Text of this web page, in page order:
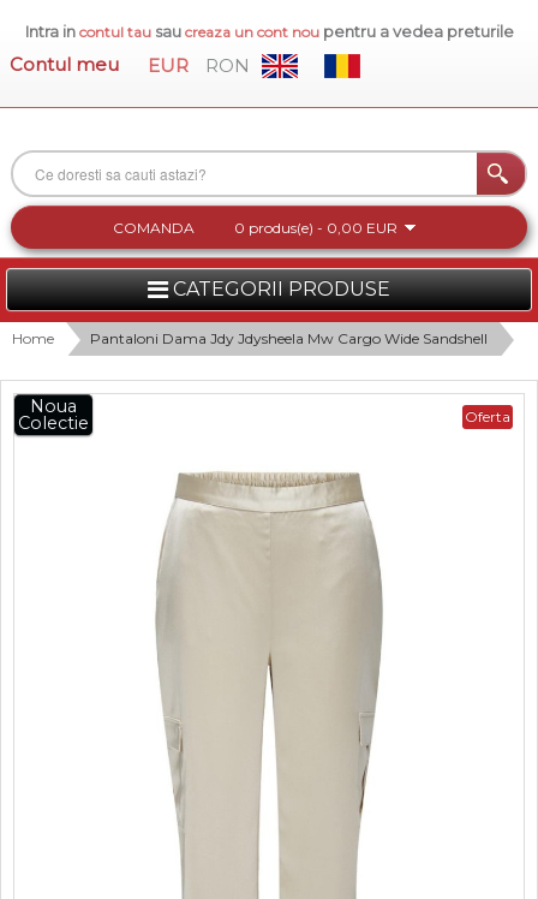
Intra in contul tausau creaza un cont nou pentru a vedea preturile
Contul meu EUR RON
COMANDA 0 produs(e) - 0,00 EUR
CATEGORII PRODUSE
FEMEI
BARBATI
INCALTAMINTE DAMA
Home Pantaloni Dama Jdy Jdysheela Mw Cargo Wide Sandshell
Oferta
Noua
Colectie